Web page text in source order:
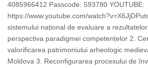
4085966412 Passcode: 593780 YOUTUBE:
https://www.youtube.com/
sistemului național de evaluare a
perspectiva paradigmei competențelor 2.
valorificarea patrimoniului arheologic
Moldova 3. Reconfigurarea procesului de